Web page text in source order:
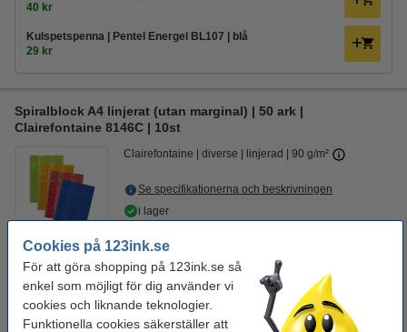
Cookies på 123ink.se
För att göra shopping på 123ink.se så
enkel som möjligt för dig använder vi
cookies och liknande teknologier.
Funktionella cookies säkerställer att
40 kr
Kulspetspenna | Pentel Energel BL107 | blå
29 kr
​​​​​​​Spiralblock A4 linjerat (utan marginal) | 50 ark |
Clairefontaine 8146C | 10st
Clairefontaine diverse linjerad 90 g/m²
Se specifikationerna och beskrivningen
i lager
425 kr
Tips! Köp med pennor!